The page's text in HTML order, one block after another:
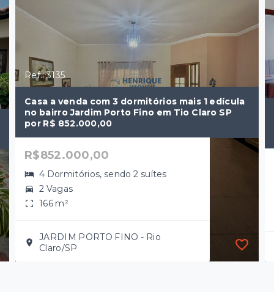
Ref.: 3135
Casa a venda com 3 dormitórios mais 1 edícula
no bairro Jardim Porto Fino em Tio Claro SP
por R$ 852.000,00
R$852.000,00
4 Dormitórios, sendo 2 suítes
2 Vagas
166 m²
JARDIM PORTO FINO - Rio
Claro/SP